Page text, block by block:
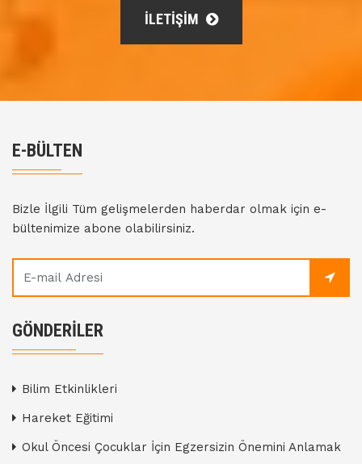
İLETİŞİM
E-BÜLTEN
Bizle İlgili Tüm gelişmelerden haberdar olmak için e-
bültenimize abone olabilirsiniz.
GÖNDERILER
Bilim Etkinlikleri
Hareket Eğitimi
Okul Öncesi Çocuklar İçin Egzersizin Önemini Anlamak